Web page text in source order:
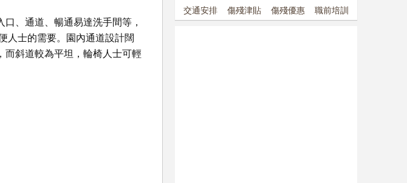
、通道、暢通易達洗手間等，
人士的需要。園內通道設計闊
而斜道較為平坦，輪椅人士可輕
交通安排 傷殘津貼 傷殘優惠 職前培訓